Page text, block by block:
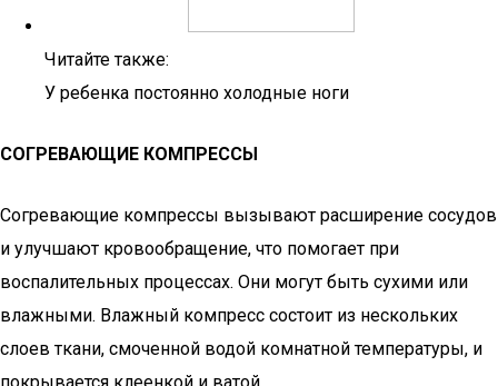
Читайте также:
У ребенка постоянно холодные ноги
СОГРЕВАЮЩИЕ КОМПРЕССЫ
Согревающие компрессы вызывают расширение сосудов
и улучшают кровообращение, что помогает при
воспалительных процессах. Они могут быть сухими или
влажными. Влажный компресс состоит из нескольких
слоев ткани, смоченной водой комнатной температуры, и